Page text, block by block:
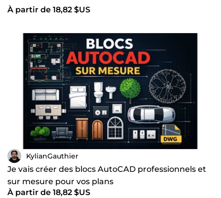
À partir de 18,82 $US
KylianGauthier
Je vais créer des blocs AutoCAD professionnels et
sur mesure pour vos plans
À partir de 18,82 $US